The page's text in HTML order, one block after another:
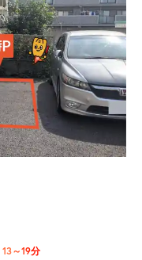
13～19分